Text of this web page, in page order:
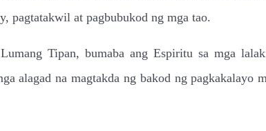
pagtatakwil at pagbubukod ng mga tao.
Tipan, bumaba ang Espiritu sa mga
alagad na magtakda ng bakod ng pagkakalayo